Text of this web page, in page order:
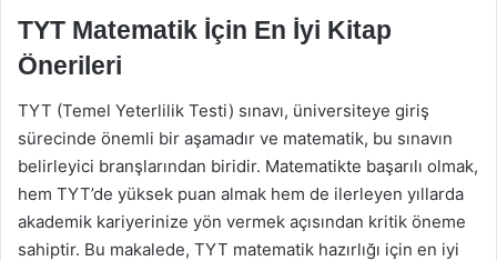
TYT Matematik İçin En İyi Kitap
Önerileri
TYT (Temel Yeterlilik Testi) sınavı, üniversiteye giriş
sürecinde önemli bir aşamadır ve matematik, bu sınavın
belirleyici branşlarından biridir. Matematikte başarılı olmak,
hem TYT’de yüksek puan almak hem de ilerleyen yıllarda
akademik kariyerinize yön vermek açısından kritik öneme
sahiptir. Bu makalede, TYT matematik hazırlığı için en iyi